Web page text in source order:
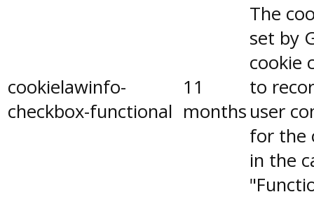
cookielawinfo-
checkbox-functional
11
months
The
set by
cookie
to
user
for the
in the